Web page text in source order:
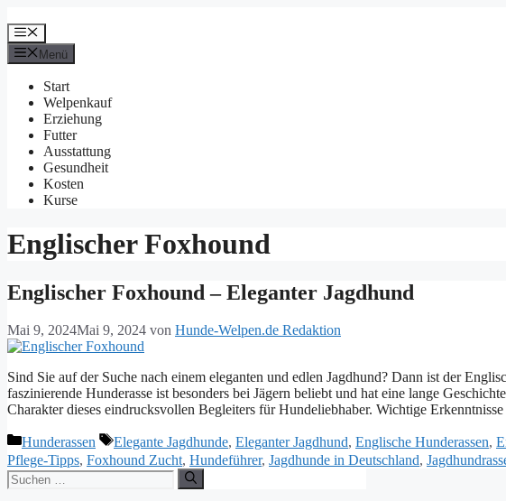
Inhalt
springen
Menü
Menü
Start
Welpenkauf
Erziehung
Futter
Ausstattung
Gesundheit
Kosten
Kurse
Englischer Foxhound
Englischer Foxhound – Eleganter Jagdhund
Mai 9, 2024Mai 9, 2024 von Hunde-Welpen.de Redaktion
Sind Sie auf der Suche nach einem eleganten und edlen Jagdhund? Dann ist der
faszinierende Hunderasse ist besonders bei Jägern beliebt und hat eine lange
Charakter dieses eindrucksvollen Begleiters für Hundeliebhaber. Wichtige
Kategorien
Hunderassen Schlagwörter
Elegante Jagdhunde, Eleganter Jagdhund, Englische Hunderassen,
Pflege-Tipps, Foxhound Zucht, Hundeführer, Jagdhunde in Deutschland,
Suchen
nach: